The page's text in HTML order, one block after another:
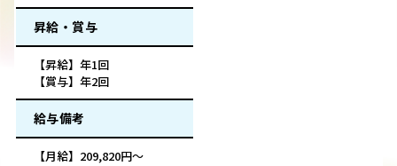
昇給・賞与
【昇給】年1回
【賞与】年2回
給与備考
【月給】209,820円～